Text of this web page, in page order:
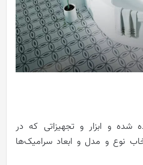
شده و ابزار و تجهیزاتی که در
نوع و مدل و ابعاد سرامیک‌ها